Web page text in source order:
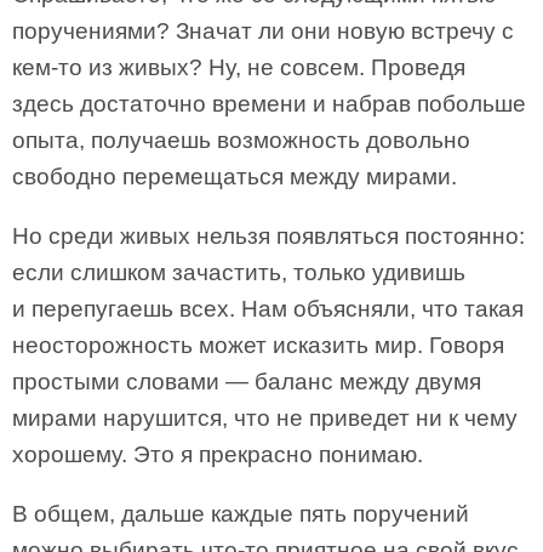
поручениями? Значат ли они новую встречу с
кем-то из живых? Ну, не совсем. Проведя
здесь достаточно времени и набрав побольше
опыта, получаешь возможность довольно
свободно перемещаться между мирами.
Но среди живых нельзя появляться постоянно:
если слишком зачастить, только удивишь
и перепугаешь всех. Нам объясняли, что такая
неосторожность может исказить мир. Говоря
простыми словами — баланс между двумя
мирами нарушится, что не приведет ни к чему
хорошему. Это я прекрасно понимаю.
В общем, дальше каждые пять поручений